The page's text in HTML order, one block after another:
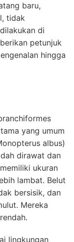
baru,
tidak
di
petunjuk
hingga
yang umum
albus)
dirawat dan
ukuran
lambat. Belut
bersisik, dan
Mereka
lingkungan